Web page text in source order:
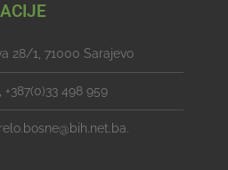
28/1, 71000 Sarajevo
+387(0)33 498 959